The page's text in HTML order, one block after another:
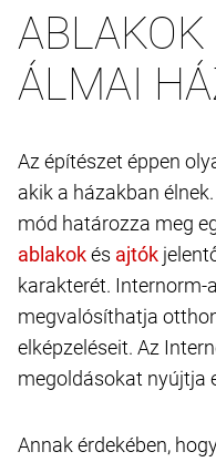
ÁLMAI
Az építészet éppen
akik a házakban
mód határozza meg
és
karakterét. Internorm-
megvalósíthatja
elképzeléseit. Az
megoldásokat nyújtja
Annak érdekében,